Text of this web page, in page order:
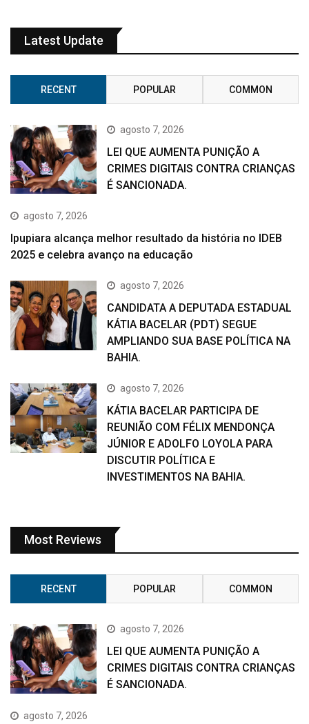
Latest Update
RECENT POPULAR COMMON
agosto 7, 2026
LEI QUE AUMENTA PUNIÇÃO A
CRIMES DIGITAIS CONTRA CRIANÇAS
É SANCIONADA.
agosto 7, 2026
Ipupiara alcança melhor resultado da história no IDEB
2025 e celebra avanço na educação
agosto 7, 2026
CANDIDATA A DEPUTADA ESTADUAL
KÁTIA BACELAR (PDT) SEGUE
AMPLIANDO SUA BASE POLÍTICA NA
BAHIA.
agosto 7, 2026
KÁTIA BACELAR PARTICIPA DE
REUNIÃO COM FÉLIX MENDONÇA
JÚNIOR E ADOLFO LOYOLA PARA
DISCUTIR POLÍTICA E
INVESTIMENTOS NA BAHIA.
Most Reviews
RECENT POPULAR COMMON
agosto 7, 2026
LEI QUE AUMENTA PUNIÇÃO A
CRIMES DIGITAIS CONTRA CRIANÇAS
É SANCIONADA.
agosto 7, 2026